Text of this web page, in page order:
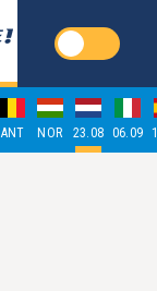
ANT NOR 23.08 06.09